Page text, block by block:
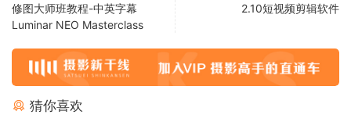
修图大师班教程-中英字幕
Luminar NEO Masterclass
2.10短视频剪辑软件
猜你喜欢